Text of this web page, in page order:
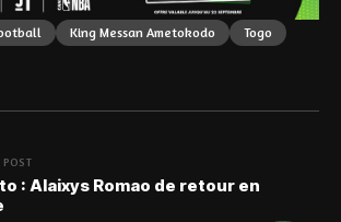
King Messan Ametokodo
Togo
POST
: Alaixys Romao de retour en